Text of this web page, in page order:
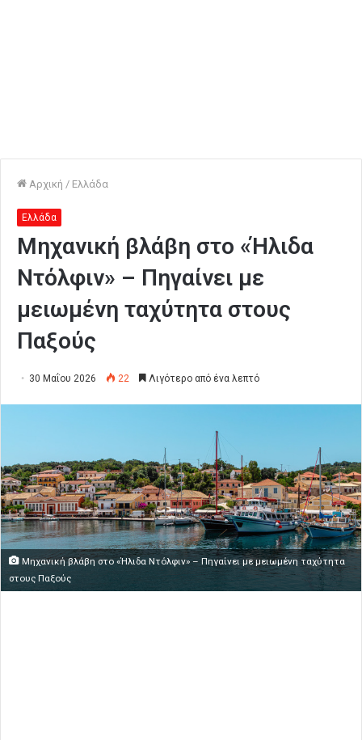
Αρχική / Ελλάδα
Ελλάδα
Μηχανική βλάβη στο «Ήλιδα
Ντόλφιν» – Πηγαίνει με
μειωμένη ταχύτητα στους
Παξούς
30 Μαΐου 2026 22 Λιγότερο από ένα λεπτό
Μηχανική βλάβη στο «Ήλιδα Ντόλφιν» – Πηγαίνει με μειωμένη ταχύτητα
στους Παξούς